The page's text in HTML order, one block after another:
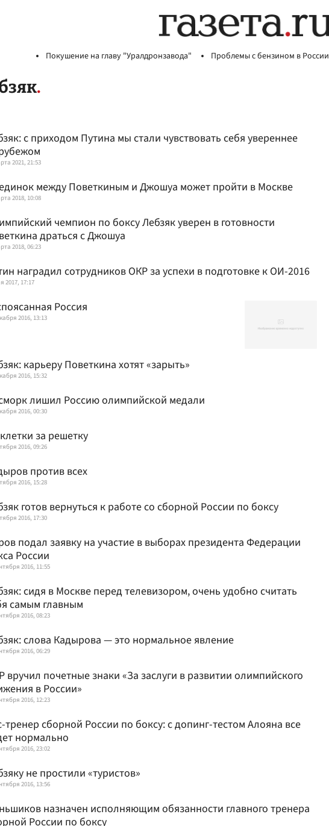
Покушение на главу "Уралдронзавода" Проблемы с бензином в России
с приходом Путина мы стали чувствовать себя увереннее
2021, 21:53
между Поветкиным и Джошуа может пройти в Москве
2018, 10:08
чемпион по боксу Лебзяк уверен в готовности
драться с Джошуа
2018, 06:23
наградил сотрудников ОКР за успехи в подготовке к ОИ-2016
2017, 17:17
Россия
2016, 13:13
карьеру Поветкина хотят «зарыть»
2016, 15:32
лишил Россию олимпийской медали
2016, 00:30
за решетку
2016, 09:26
против всех
2016, 15:28
готов вернуться к работе со сборной России по боксу
2016, 17:30
подал заявку на участие в выборах президента Федерации
России
2016, 11:55
сидя в Москве перед телевизором, очень удобно считать
самым главным
2016, 08:23
слова Кадырова — это нормальное явление
2016, 06:29
вручил почетные знаки «За заслуги в развитии олимпийского
в России»
2016, 12:23
тренер сборной России по боксу: с допинг-тестом Алояна все
нормально
2016, 23:02
не простили «туристов»
2016, 13:56
назначен исполняющим обязанности главного тренера
России по боксу